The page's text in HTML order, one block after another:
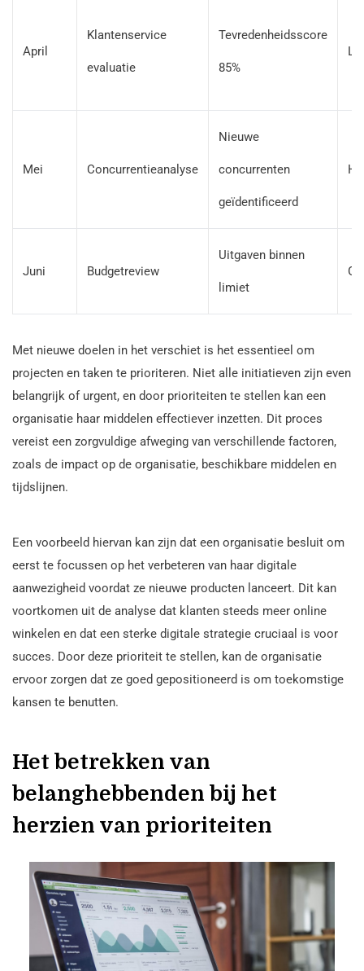
April
Klantenservice
evaluatie
Tevredenheidsscore
85%
Mei Concurrentieanalyse
Nieuwe
concurrenten
geïdentificeerd
Juni Budgetreview
Uitgaven binnen
limiet
Met nieuwe doelen in het verschiet is het essentieel om
projecten en taken te prioriteren. Niet alle initiatieven zijn even
belangrijk of urgent, en door prioriteiten te stellen kan een
organisatie haar middelen effectiever inzetten. Dit proces
vereist een zorgvuldige afweging van verschillende factoren,
zoals de impact op de organisatie, beschikbare middelen en
tijdslijnen.
Een voorbeeld hiervan kan zijn dat een organisatie besluit om
eerst te focussen op het verbeteren van haar digitale
aanwezigheid voordat ze nieuwe producten lanceert. Dit kan
voortkomen uit de analyse dat klanten steeds meer online
winkelen en dat een sterke digitale strategie cruciaal is voor
succes. Door deze prioriteit te stellen, kan de organisatie
ervoor zorgen dat ze goed gepositioneerd is om toekomstige
kansen te benutten.
Het betrekken van
belanghebbenden bij het
herzien van prioriteiten